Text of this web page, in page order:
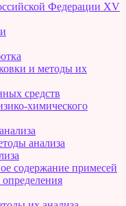
Федерации XV
и методы их
средств
химического
анализа
содержание примесей